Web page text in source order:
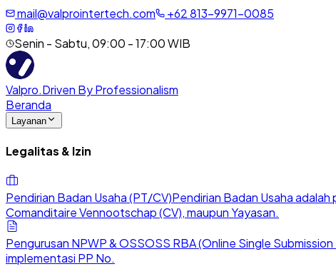
mail@valprointertech.com +62813-9971-0085
Senin - Sabtu, 09:00 - 17:00 WIB
Valpro.Driven By Professionalism
Beranda
Layanan
Legalitas & Izin
Pendirian Badan Usaha (PT/CV)Pendirian Badan Usaha
Comanditaire Vennootschap (CV), maupun Yayasan.
Pengurusan NPWP & OSSOSS RBA (Online Single
implementasi PP No.